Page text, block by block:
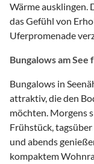
Wärme ausklingen.
das Gefühl von
Uferpromenade
Bungalows am
Bungalows in
attraktiv, die den
möchten. Morgens
Frühstück,
und abends
kompaktem